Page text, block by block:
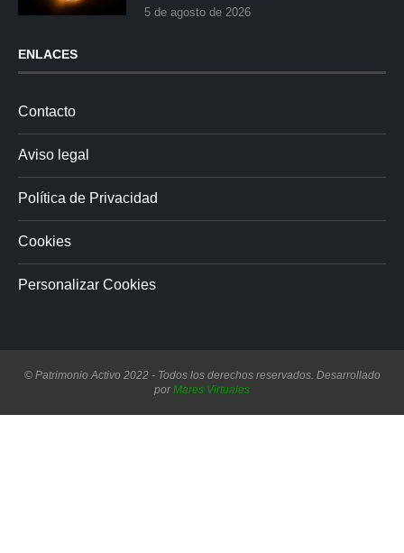
5 de agosto de 2026
ENLACES
Contacto
Aviso legal
Política de Privacidad
Cookies
Personalizar Cookies
© Patrimonio Activo 2022 - Todos los derechos reservados. Desarrollado
porMares Virtuales